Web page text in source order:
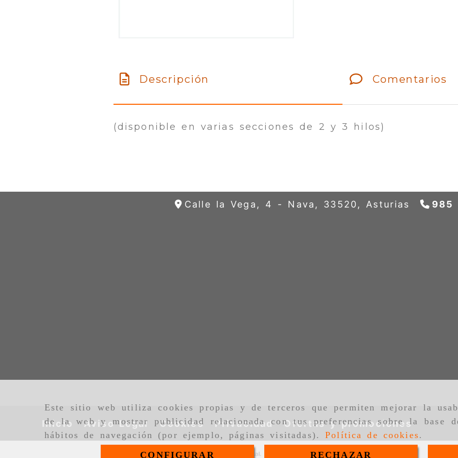
Este sitio web utiliza cookies propias y de terceros que permiten mejorar la
de la web y mostrar publicidad relacionada con tus preferencias sobre la base
hábitos de navegación (por ejemplo, páginas visitadas).Política de cookies.
CONFIGURAR
RECHAZAR
Descripción Comentarios
(disponible en varias secciones de 2 y 3 hilos)
Calle la Vega, 4 - Nava, 33520, Asturias 985
Inicio Aviso Legal Cookies Privacidad Ofertas y promociones